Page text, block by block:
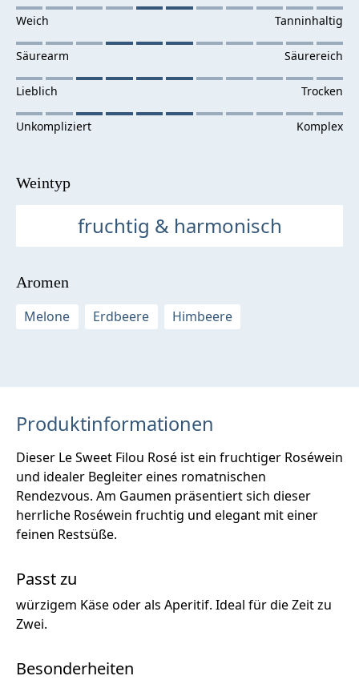
Weintyp
fruchtig & harmonisch
Aromen
Melone
Erdbeere Himbeere
Produktinformationen
Dieser Le Sweet Filou Rosé ist ein fruchtiger Roséwein
und idealer Begleiter eines romatnischen
Rendezvous. Am Gaumen präsentiert sich dieser
herrliche Roséwein fruchtig und elegant mit einer
feinen Restsüße.
Passt zu
würzigem Käse oder als Aperitif. Ideal für die Zeit zu
Zwei.
Besonderheiten